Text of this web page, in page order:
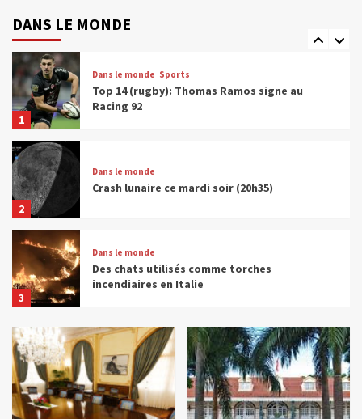
DANS LE MONDE
5
15 ans en France
1
Dans le monde Sports
Top 14 (rugby): Thomas Ramos signe au
Racing 92
2
Dans le monde
Crash lunaire ce mardi soir (20h35)
3
Dans le monde
Des chats utilisés comme torches
incendiaires en Italie
4
Dans le monde
Un baril de pétrole à plus de 100 dollars,
si…